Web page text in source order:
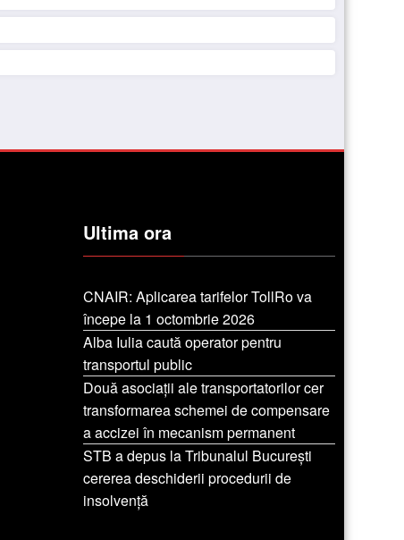
Ultima ora
CNAIR: Aplicarea tarifelor TollRo va
începe la 1 octombrie 2026
Alba Iulia caută operator pentru
transportul public
Două asociații ale transportatorilor cer
transformarea schemei de compensare
a accizei în mecanism permanent
STB a depus la Tribunalul București
cererea deschiderii procedurii de
insolvență